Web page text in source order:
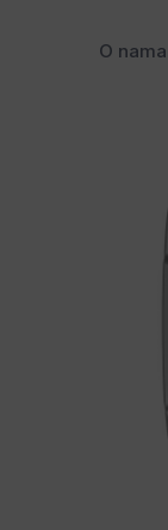
O nama